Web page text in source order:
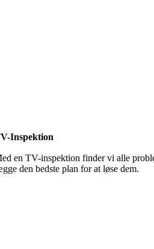
Inspektion
en TV-inspektion finder vi alle
den bedste plan for at løse dem.